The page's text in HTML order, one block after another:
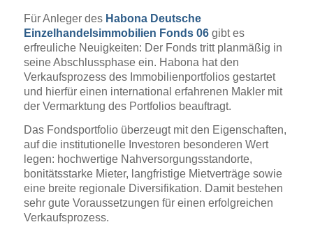
Für Anleger des Habona Deutsche
Einzelhandelsimmobilien Fonds 06gibt es
erfreuliche Neuigkeiten: Der Fonds tritt planmäßig in
seine Abschlussphase ein. Habona hat den
Verkaufsprozess des Immobilienportfolios gestartet
und hierfür einen international erfahrenen Makler mit
der Vermarktung des Portfolios beauftragt.
Das Fondsportfolio überzeugt mit den Eigenschaften,
auf die institutionelle Investoren besonderen Wert
legen: hochwertige Nahversorgungsstandorte,
bonitätsstarke Mieter, langfristige Mietverträge sowie
eine breite regionale Diversifikation. Damit bestehen
sehr gute Voraussetzungen für einen erfolgreichen
Verkaufsprozess.